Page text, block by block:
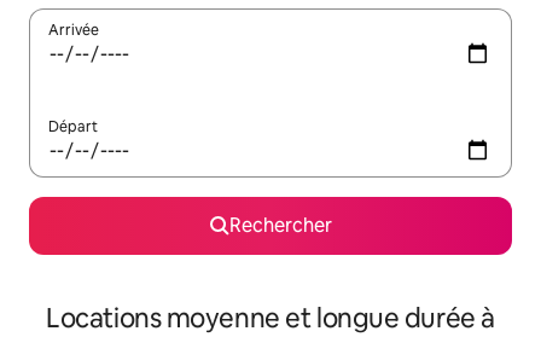
Arrivée
Départ
Rechercher
Locations moyenne et longue durée à